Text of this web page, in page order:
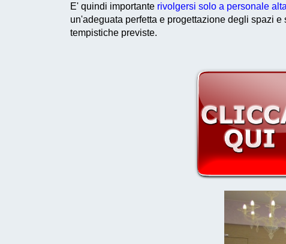
E' quindi importante rivolgersi solo a personale
un'adeguata perfetta e progettazione degli spazi
tempistiche previste.